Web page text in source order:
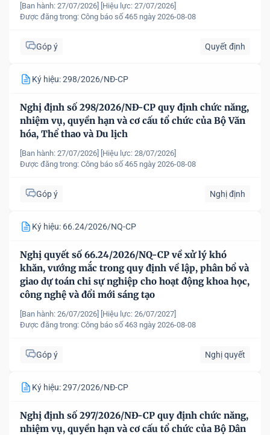
[Ban hành: 27/07/2026] [Hiệu lực: 27/07/2026]
Được đăng trong: Công báo số 465 ngày 2026-08-08
Góp ý Quyết định
Ký hiệu: 298/2026/NĐ-CP
Nghị định số 298/2026/NĐ-CP quy định chức năng,
nhiệm vụ, quyền hạn và cơ cấu tổ chức của Bộ Văn
hóa, Thể thao và Du lịch
[Ban hành: 27/07/2026] [Hiệu lực: 28/07/2026]
Được đăng trong: Công báo số 465 ngày 2026-08-08
Góp ý Nghị định
Ký hiệu: 66.24/2026/NQ-CP
Nghị quyết số 66.24/2026/NQ-CP về xử lý khó
khăn, vướng mắc trong quy định về lập, phân bổ và
giao dự toán chi sự nghiệp cho hoạt động khoa học,
công nghệ và đổi mới sáng tạo
[Ban hành: 26/07/2026] [Hiệu lực: 26/07/2027]
Được đăng trong: Công báo số 463 ngày 2026-08-08
Góp ý Nghị quyết
Ký hiệu: 297/2026/NĐ-CP
Nghị định số 297/2026/NĐ-CP quy định chức năng,
nhiệm vụ, quyền hạn và cơ cấu tổ chức của Bộ Dân